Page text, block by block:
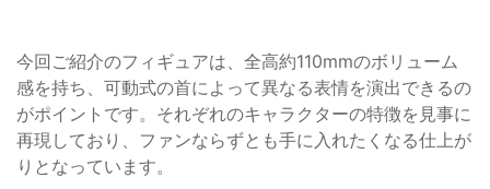
今回ご紹介のフィギュアは、全高約110mmのボリューム
感を持ち、可動式の首によって異なる表情を演出できるの
がポイントです。それぞれのキャラクターの特徴を見事に
再現しており、ファンならずとも手に入れたくなる仕上が
りとなっています。